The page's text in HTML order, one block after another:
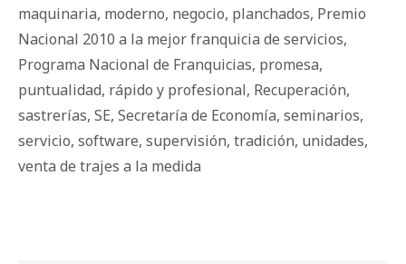
maquinaria, moderno, negocio, planchados, Premio
Nacional 2010 a la mejor franquicia de servicios,
Programa Nacional de Franquicias, promesa,
puntualidad, rápido y profesional, Recuperación,
sastrerías, SE, Secretaría de Economía, seminarios,
servicio, software, supervisión, tradición, unidades,
venta de trajes a la medida